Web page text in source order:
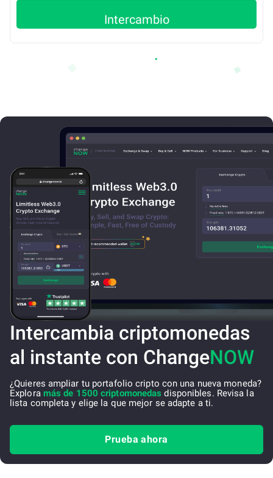
Intercambio
Intercambia criptomonedas
al instante con ChangeNOW
¿Quieres ampliar tu portafolio cripto con una nueva moneda?
Explora más de 1500 criptomonedas disponibles. Revisa la
lista completa y elige la que mejor se adapte a ti.
Prueba ahora